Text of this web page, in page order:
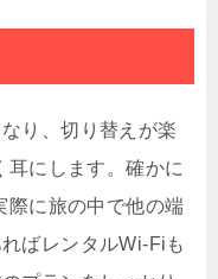
り、切り替えが楽
耳にします。確かに
際に旅の中で他の端
ばレンタルWi-Fiも